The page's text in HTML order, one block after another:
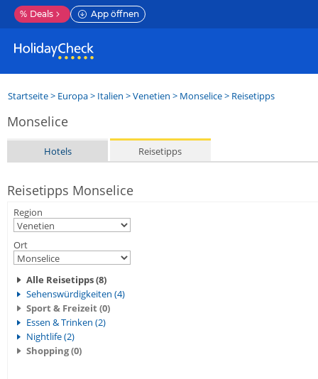
% Deals App öffnen
Startseite> Europa> Italien >Venetien > Monselice> Reisetipps
Monselice
Hotels Reisetipps
Reisetipps Monselice
Region
Ort
Alle Reisetipps (8)
Sehenswürdigkeiten (4)
Sport & Freizeit (0)
Essen & Trinken (2)
Nightlife (2)
Shopping (0)